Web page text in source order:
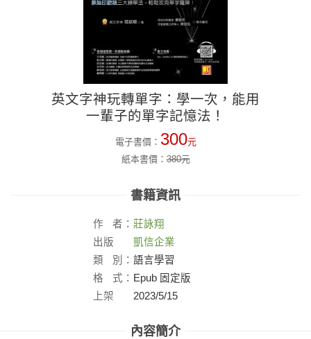
英文字神玩轉單字：學一次，能用
一輩子的單字記憶法！
電子書價： 300元
紙本書價：380元
書籍資訊
作 者： 莊詠翔
出版
社：
凱信企業
類
別： 語言學習
格
式： Epub 固定版
上架
2023/5/15
內容簡介